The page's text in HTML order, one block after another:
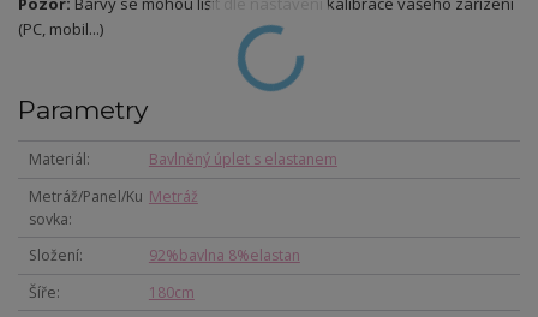
(PC, mobil...)
Parametry
Materiál
Bavlněný úplet s elastanem
Metráž/Panel/Ku
sovka
Metráž
Složení
92%bavlna 8%elastan
Šíře
180cm